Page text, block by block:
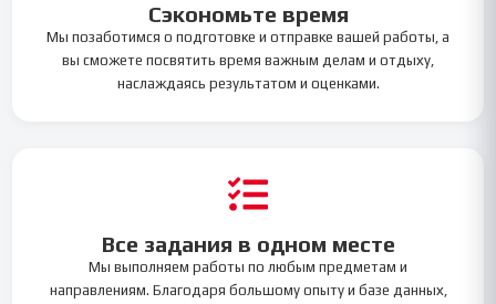
Сэкономьте время
Мы позаботимся о подготовке и отправке вашей работы, а
вы сможете посвятить время важным делам и отдыху,
наслаждаясь результатом и оценками.
Все задания в одном месте
Мы выполняем работы по любым предметам и
направлениям. Благодаря большому опыту и базе данных,